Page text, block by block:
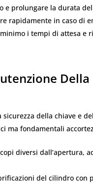
prolungare la durata
rapidamente in caso di
i tempi di attesa e
Della
della chiave e
ma fondamentali
diversi dall’apertura,
del cilindro con